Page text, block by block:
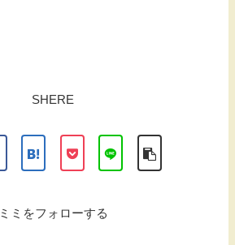
SHERE
ミミをフォローする